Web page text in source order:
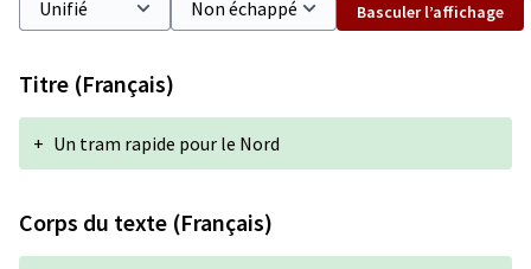
Basculer l’affichage
Titre (Français)
+ Un tram rapide pour le Nord
Corps du texte (Français)